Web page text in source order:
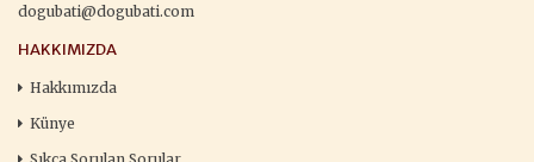
dogubati@dogubati.com
HAKKIMIZDA
Hakkımızda
Künye